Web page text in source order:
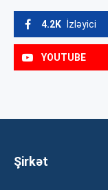
4.2K İzləyici
YOUTUBE
Şirkət